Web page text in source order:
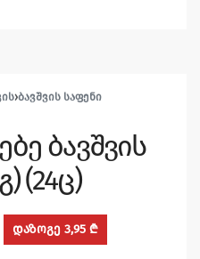
›ᲑᲐᲕᲨᲕᲘᲡ ᲡᲐᲤᲔᲜᲘ
ბავშვის
(24ც)
დაზოგე 3,95 ₾